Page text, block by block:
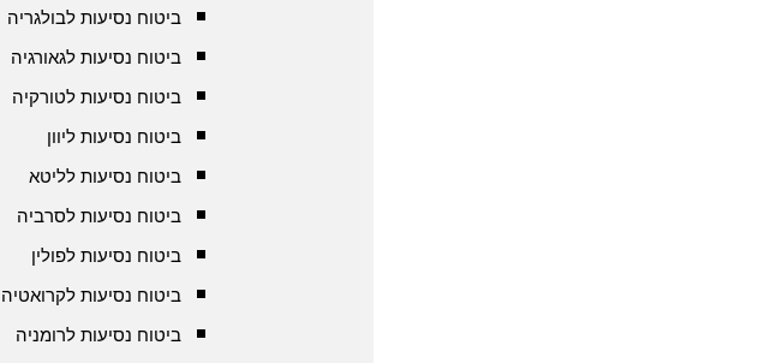
ביטוח נסיעות לבולגריה
ביטוח נסיעות לגאורגיה
ביטוח נסיעות לטורקיה
ביטוח נסיעות ליוון
ביטוח נסיעות לליטא
ביטוח נסיעות לסרביה
ביטוח נסיעות לפולין
ביטוח נסיעות לקרואטיה
ביטוח נסיעות לרומניה